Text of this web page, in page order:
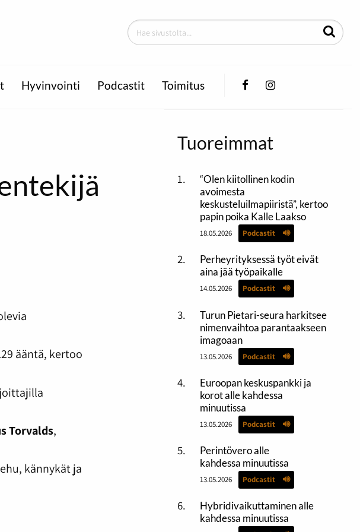
Hyvinvointi Podcastit Toimitus FacebookInstagram
ääntä, kertoo
Torvalds,
kännykät ja
Tuoreimmat
“Olen kiitollinen kodin
avoimesta
keskusteluilmapiiristä”, kertoo
papin poika Kalle Laakso
18.05.2026 Podcastit
Perheyrityksessä työt eivät
aina jää työpaikalle
14.05.2026 Podcastit
Turun Pietari-seura harkitsee
nimenvaihtoa parantaakseen
imagoaan
13.05.2026 Podcastit
Euroopan keskuspankki ja
korot alle kahdessa
minuutissa
13.05.2026 Podcastit
Perintövero alle
kahdessa minuutissa
13.05.2026 Podcastit
Hybridivaikuttaminen alle
kahdessa minuutissa